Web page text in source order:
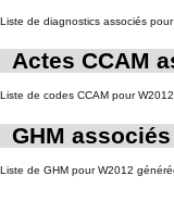
Liste de diagnostics associés
Actes CCAM
Liste de codes CCAM pour
GHM
Liste de GHM pour W2012